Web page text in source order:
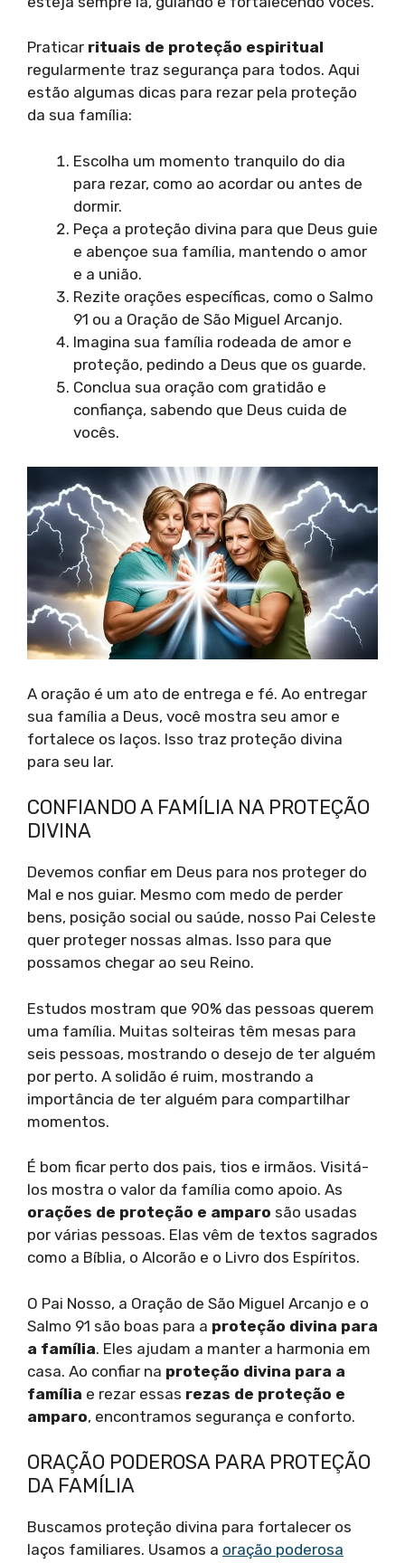
Praticar rituais de proteção espiritual
regularmente traz segurança para todos. Aqui
estão algumas dicas para rezar pela proteção
da sua família:
Escolha um momento tranquilo do dia
para rezar, como ao acordar ou antes de
dormir.
Peça a proteção divina para que Deus guie
e abençoe sua família, mantendo o amor
e a união.
Rezite orações específicas, como o Salmo
91 ou a Oração de São Miguel Arcanjo.
Imagina sua família rodeada de amor e
proteção, pedindo a Deus que os guarde.
Conclua sua oração com gratidão e
confiança, sabendo que Deus cuida de
vocês.
A oração é um ato de entrega e fé. Ao entregar
sua família a Deus, você mostra seu amor e
fortalece os laços. Isso traz proteção divina
para seu lar.
CONFIANDO A FAMÍLIA NA PROTEÇÃO
DIVINA
Devemos confiar em Deus para nos proteger do
Mal e nos guiar. Mesmo com medo de perder
bens, posição social ou saúde, nosso Pai Celeste
quer proteger nossas almas. Isso para que
possamos chegar ao seu Reino.
Estudos mostram que 90% das pessoas querem
uma família. Muitas solteiras têm mesas para
seis pessoas, mostrando o desejo de ter alguém
por perto. A solidão é ruim, mostrando a
importância de ter alguém para compartilhar
momentos.
É bom ficar perto dos pais, tios e irmãos. Visitá-
los mostra o valor da família como apoio. As
orações de proteção e amparo são usadas
por várias pessoas. Elas vêm de textos sagrados
como a Bíblia, o Alcorão e o Livro dos Espíritos.
O Pai Nosso, a Oração de São Miguel Arcanjo e o
Salmo 91 são boas para a proteção divina para
a família. Eles ajudam a manter a harmonia em
casa. Ao confiar na proteção divina para a
família e rezar essas rezas de proteção e
amparo, encontramos segurança e conforto.
ORAÇÃO PODEROSA PARA PROTEÇÃO
DA FAMÍLIA
Buscamos proteção divina para fortalecer os
laços familiares. Usamos a oração poderosa